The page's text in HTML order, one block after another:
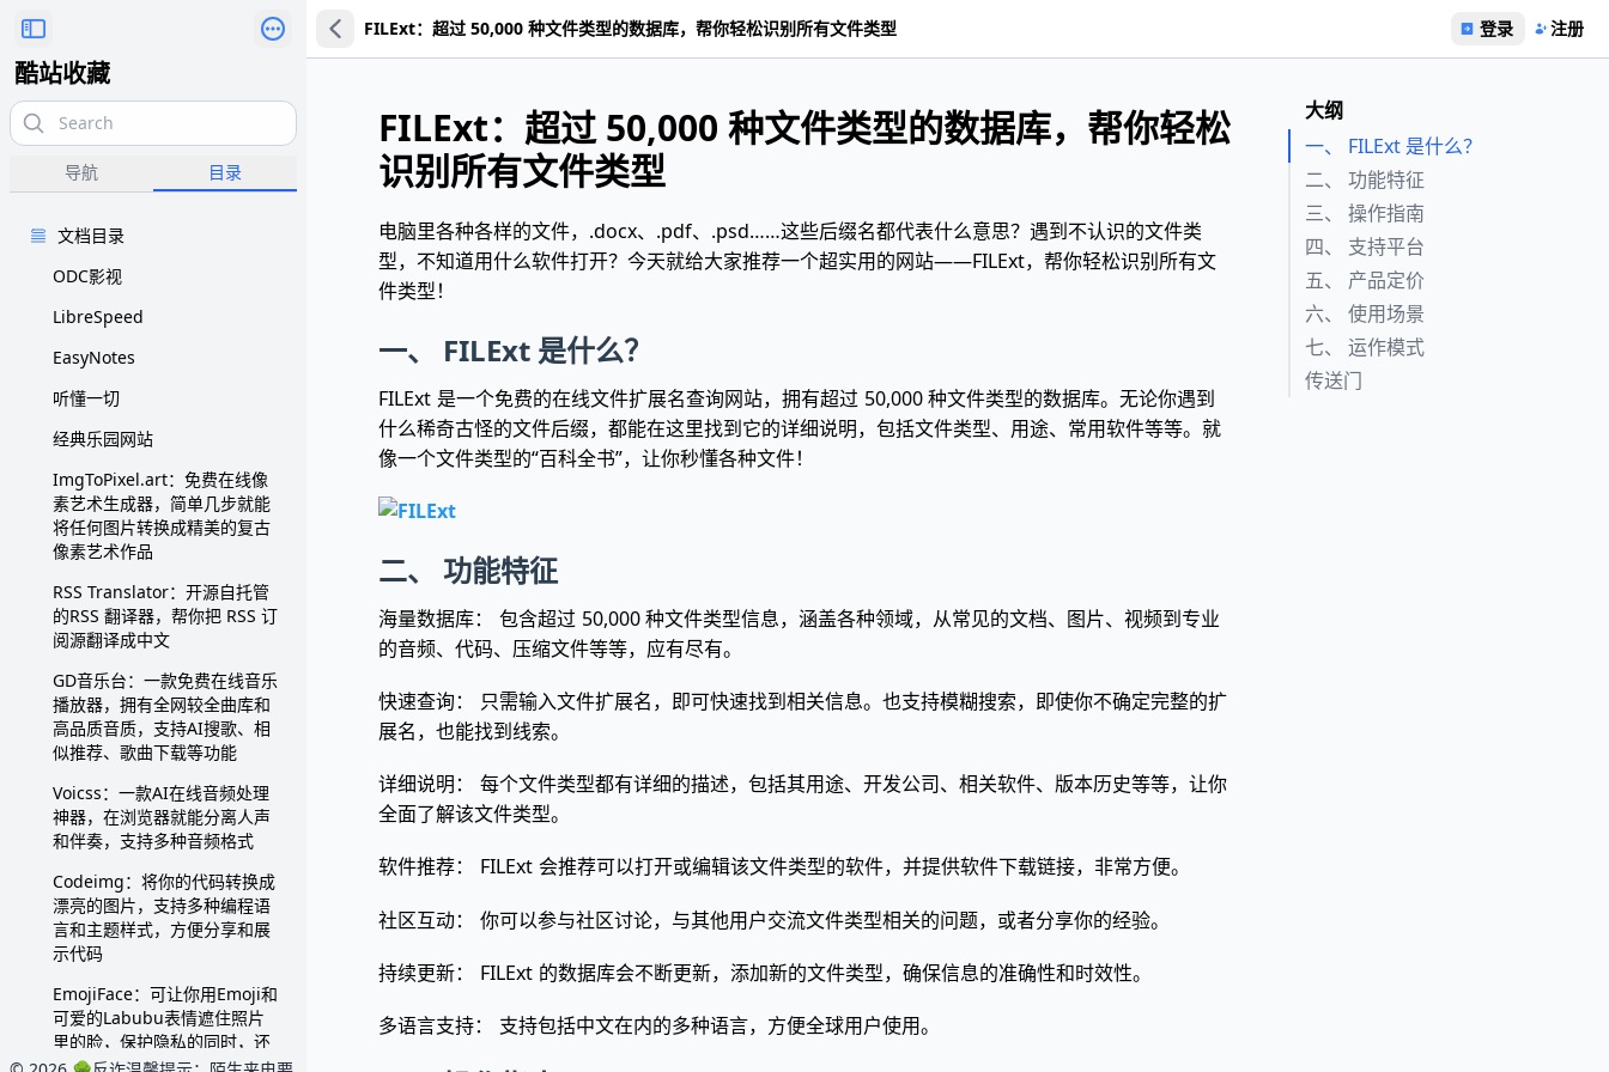
酷站收藏
导航 目录
文档目录
ODC影视
LibreSpeed
EasyNotes
听懂一切
经典乐园网站
ImgToPixel.art：免费在线像
素艺术生成器，简单几步就能
将任何图片转换成精美的复古
像素艺术作品
RSS Translator：开源自托管
的RSS 翻译器，帮你把 RSS 订
阅源翻译成中文
GD音乐台：一款免费在线音乐
播放器，拥有全网较全曲库和
高品质音质，支持AI搜歌、相
似推荐、歌曲下载等功能
Voicss：一款AI在线音频处理
神器，在浏览器就能分离人声
和伴奏，支持多种音频格式
Codeimg：将你的代码转换成
漂亮的图片，支持多种编程语
言和主题样式，方便分享和展
示代码
EmojiFace：可让你用Emoji和
可爱的Labubu表情遮住照片
里的脸，保护隐私的同时，还
能制作有趣的表情包
FILExt：超过 50,000 种文件类型的数据库，帮你轻松识别所有文件类型 登录 注册
FILExt：超过 50,000 种文件类型的数据库，帮你轻松
识别所有文件类型
电脑里各种各样的文件，.docx、.pdf、.psd……这些后缀名都代表什么意思？遇到不认识的文件类
型，不知道用什么软件打开？今天就给大家推荐一个超实用的网站——FILExt，帮你轻松识别所有文
件类型！
一、 FILExt 是什么？
FILExt 是一个免费的在线文件扩展名查询网站，拥有超过 50,000 种文件类型的数据库。无论你遇到
什么稀奇古怪的文件后缀，都能在这里找到它的详细说明，包括文件类型、用途、常用软件等等。就
像一个文件类型的“百科全书”，让你秒懂各种文件！
二、 功能特征
海量数据库： 包含超过 50,000 种文件类型信息，涵盖各种领域，从常见的文档、图片、视频到专业
的音频、代码、压缩文件等等，应有尽有。
快速查询： 只需输入文件扩展名，即可快速找到相关信息。也支持模糊搜索，即使你不确定完整的扩
展名，也能找到线索。
详细说明： 每个文件类型都有详细的描述，包括其用途、开发公司、相关软件、版本历史等等，让你
全面了解该文件类型。
软件推荐： FILExt 会推荐可以打开或编辑该文件类型的软件，并提供软件下载链接，非常方便。
社区互动： 你可以参与社区讨论，与其他用户交流文件类型相关的问题，或者分享你的经验。
持续更新： FILExt 的数据库会不断更新，添加新的文件类型，确保信息的准确性和时效性。
多语言支持： 支持包括中文在内的多种语言，方便全球用户使用。
大纲
一、 FILExt 是什么？
二、 功能特征
三、 操作指南
四、 支持平台
五、 产品定价
六、 使用场景
七、 运作模式
传送门